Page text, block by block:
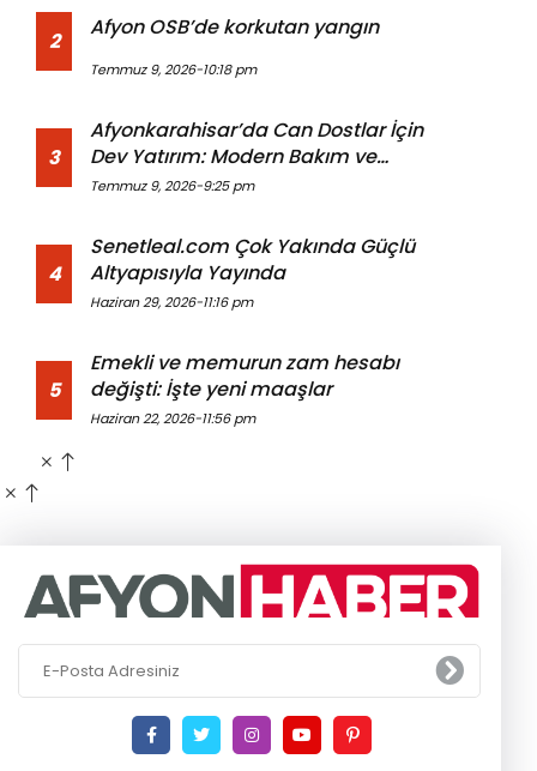
2
Afyon OSB’de korkutan yangın
Temmuz 9, 2026-10:18 pm
3
Afyonkarahisar’da Can Dostlar İçin
Dev Yatırım: Modern Bakım ve
Rehabilitasyon Merkezi Açıldı
Temmuz 9, 2026-9:25 pm
4
Senetleal.com Çok Yakında Güçlü
Altyapısıyla Yayında
Haziran 29, 2026-11:16 pm
5
Emekli ve memurun zam hesabı
değişti: İşte yeni maaşlar
Haziran 22, 2026-11:56 pm